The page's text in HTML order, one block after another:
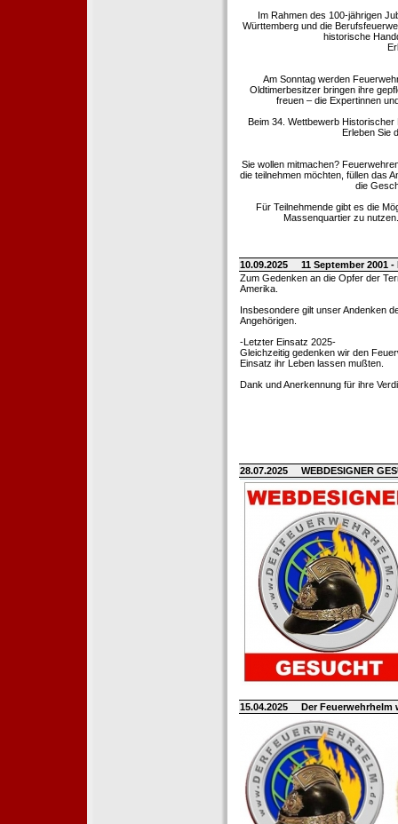
Im Rahmen des 100-jährigen
Württemberg und die
historische
Am Sonntag werden
Oldtimerbesitzer bringen ihre
freuen – die Expertinnen
Beim 34. Wettbewerb
Erleben Sie
Sie wollen mitmachen?
die teilnehmen möchten, füllen das
die
Für Teilnehmende gibt es die
Massenquartier zu
10.09.2025
11 September 2001
Zum Gedenken an die Opfer der
Amerika.
Insbesondere gilt unser Andenken
Angehörigen.
-Letzter Einsatz 2025-
Gleichzeitig gedenken wir den
Einsatz ihr Leben lassen mußten.
Dank und Anerkennung für ihre
28.07.2025 WEBDESIGNER
15.04.2025 Der